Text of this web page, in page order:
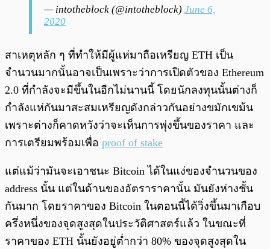
— intotheblock (@intotheblock) June 6,
2020
สาเหตุหลัก ๆ ที่ทำให้มีผู้แห่มาถือเหรียญ ETH เป็น
จำนวนมากนั้นอาจเป็นเพราะว่าการเปิดตัวของ Ethereum
2.0 ที่กำลังจะมีขึ้นในอีกไม่นานนี้ โดยนักลงทุนนั้นต่างก็
กำลังแห่กันมาสะสมเหรียญดังกล่าวกันอย่างขมักเขม้น
เพราะต่างก็คาดหวังว่าจะเห็นการพุ่งขึ้นของราคา และ
การเตรียมพร้อมเพื่อ proof of stake
แต่แม้ว่ามันจะเอาชนะ Bitcoin ได้ในแง่ของจำนวนของ
address นั้น แต่ในด้านของอัตราราคานั้น มันยังห่างชั้น
กันมาก โดยราคาของ Bitcoin ในตอนนี้ได้วิ่งขึ้นมาเกือบ
ครึ่งหนึ่งของจุดสูงสุดในประวัติศาสตร์แล้ว ในขณะที่
ราคาของ ETH นั้นยังอยู่ต่ำกว่า 80% ของจุดสูงสุดใน